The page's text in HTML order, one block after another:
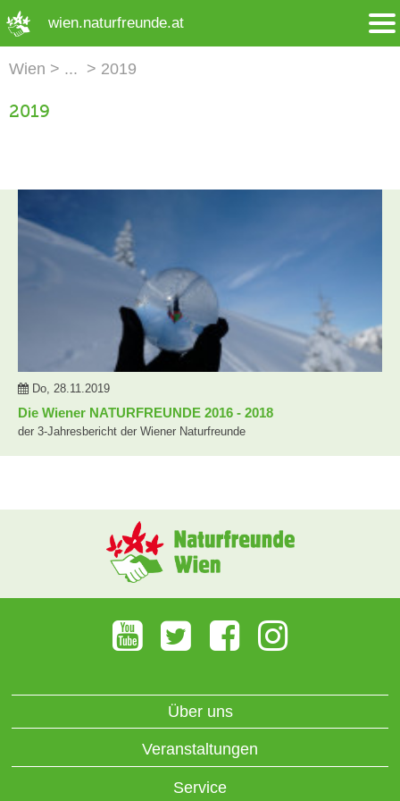
wien.naturfreunde.at
Wien 2019
2019
Do, 28.11.2019
Die Wiener NATURFREUNDE 2016 - 2018
der 3-Jahresbericht der Wiener Naturfreunde
Über uns
Veranstaltungen
Service